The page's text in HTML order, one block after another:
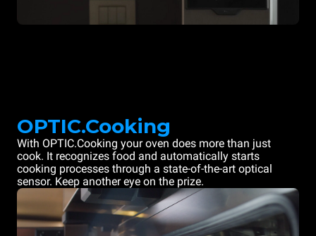
OPTIC.Cooking
With OPTIC.Cooking your oven does more than just
cook. It recognizes food and automatically starts
cooking processes through a state-of-the-art optical
sensor. Keep another eye on the prize.